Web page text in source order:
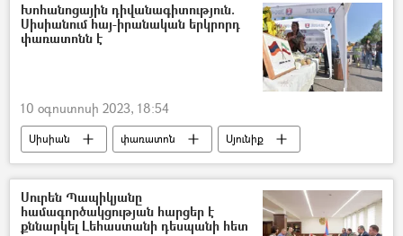
Խոհանոցային դիվանագիտություն.
Սիսիանում հայ-իրանական երկրորդ
փառատոնն է
10 օգոստոսի 2023, 18:54
Սիսիան փառատոն
Սյունիք
խոհարար
Հայաստան–Իրան գործակցություն
Իրանի Իսլամական Հանրապետություն
Սուրեն Պապիկյանը
համագործակցության հարցեր է
քննարկել Լեհաստանի դեսպանի հետ